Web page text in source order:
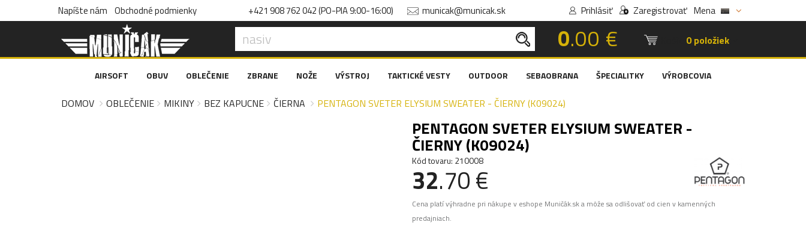
Napíšte nám Obchodné podmienky +421 908 762 042 (PO-PIA 9:00-16:00) municak@municak.sk Prihlásiť Zaregistrovať Mena
0.00 € 0 položiek
AIRSOFT OBUV OBLEČENIE ZBRANE NOŽE VÝSTROJ TAKTICKÉ VESTY OUTDOOR SEBAOBRANA ŠPECIALITKY VÝROBCOVIA
DOMOV OBLEČENIE MIKINY BEZ KAPUCNE ČIERNA PENTAGON SVETER ELYSIUM SWEATER - ČIERNY (K09024)
PENTAGON SVETER ELYSIUM SWEATER -
ČIERNY (K09024)
Kód tovaru: 210008
32.70 €
Cena platí výhradne pri nákupe v eshope Muničák.sk a môže sa odlišovať od cien v kamenných
predajniach.